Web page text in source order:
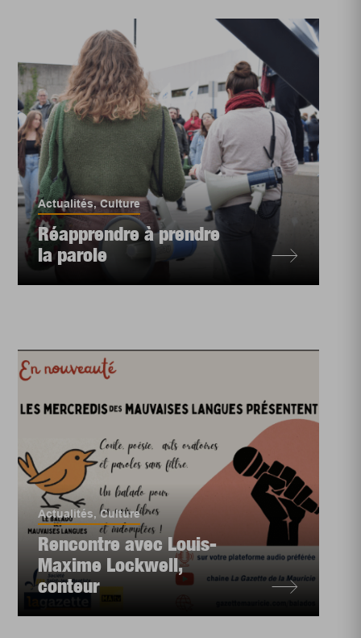
Actualités,Culture
Réapprendre à prendre
la parole
Actualités,Culture
Rencontre avec Louis-
Maxime Lockwell,
conteur